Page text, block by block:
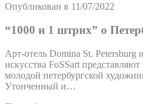
Опубликован в 11/07/2022
“1000 и 1 штрих” о
Арт-отель Domina St. Petersburg
искусства FoSSart
молодой петербургской
Утонченный и…